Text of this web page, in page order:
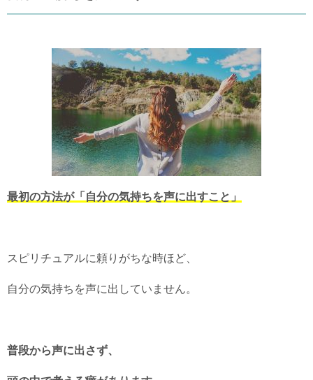
最初の方法が「自分の気持ちを声に出すこと」
スピリチュアルに頼りがちな時ほど、
自分の気持ちを声に出していません。
普段から声に出さず、